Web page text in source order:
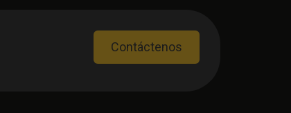
Contáctenos